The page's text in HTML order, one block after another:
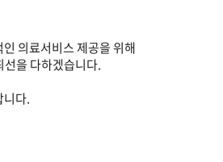
의료서비스 제공을 위해
을 다하겠습니다.
니다.